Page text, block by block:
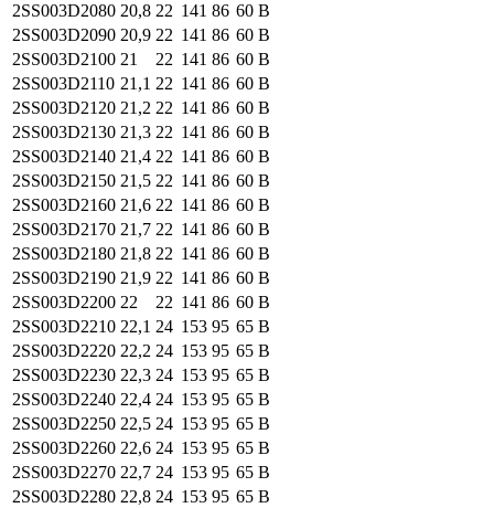
2SS003D2080 20,8 22 141 86 60 B
2SS003D2090 20,9 22 141 86 60 B
2SS003D2100 21 22 141 86 60 B
2SS003D2110 21,1 22 141 86 60 B
2SS003D2120 21,2 22 141 86 60 B
2SS003D2130 21,3 22 141 86 60 B
2SS003D2140 21,4 22 141 86 60 B
2SS003D2150 21,5 22 141 86 60 B
2SS003D2160 21,6 22 141 86 60 B
2SS003D2170 21,7 22 141 86 60 B
2SS003D2180 21,8 22 141 86 60 B
2SS003D2190 21,9 22 141 86 60 B
2SS003D2200 22 22 141 86 60 B
2SS003D2210 22,1 24 153 95 65 B
2SS003D2220 22,2 24 153 95 65 B
2SS003D2230 22,3 24 153 95 65 B
2SS003D2240 22,4 24 153 95 65 B
2SS003D2250 22,5 24 153 95 65 B
2SS003D2260 22,6 24 153 95 65 B
2SS003D2270 22,7 24 153 95 65 B
2SS003D2280 22,8 24 153 95 65 B